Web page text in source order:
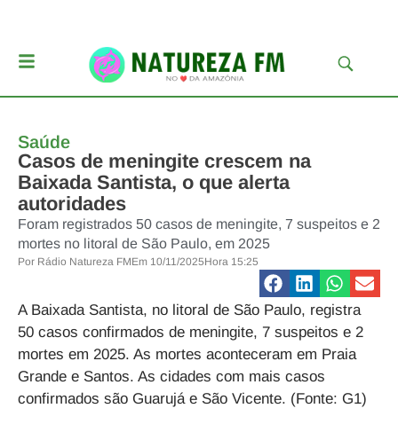
Saúde
Casos de meningite crescem na
Baixada Santista, o que alerta
autoridades
Foram registrados 50 casos de meningite, 7 suspeitos e 2
mortes no litoral de São Paulo, em 2025
Por Rádio Natureza FMEm 10/11/2025Hora 15:25
A Baixada Santista, no litoral de São Paulo, registra
50 casos confirmados de meningite, 7 suspeitos e 2
mortes em 2025. As mortes aconteceram em Praia
Grande e Santos. As cidades com mais casos
confirmados são Guarujá e São Vicente. (Fonte: G1)